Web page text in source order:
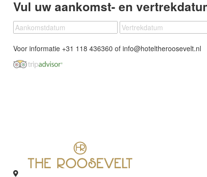
Vul uw aankomst- en
Voor informatie +31 118 436360 of